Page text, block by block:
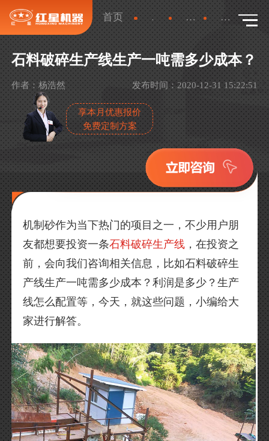
首页 新闻 行业新闻 详情
石料破碎生产线生产一吨需多少成本？
作者：杨浩然 发布时间：2020-12-31 15:22:51
享本月优惠报价
免费定制方案
机制砂作为当下热门的项目之一，不少用户朋
友都想要投资一条石料破碎生产线 ，在投资之
前，会向我们咨询相关信息，比如石料破碎生
产线生产一吨需多少成本？利润是多少？生产
线怎么配置等，今天，就这些问题，小编给大
家进行解答。